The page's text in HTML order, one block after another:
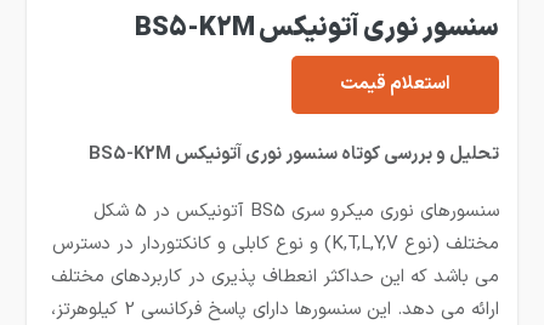
سنسور نوری آتونیکس BS5-K2M
استعلام قیمت
تحلیل و بررسی کوتاه سنسور نوری آتونیکس BS5-K2M
سنسورهای نوری میکرو سری BS5 آتونیکس در 5 شکل
مختلف (نوع K,T,L,Y,V) و نوع کابلی و کانکتوردار در دسترس
می باشد که این حداکثر انعطاف پذیری در کاربردهای مختلف
ارائه می دهد. این سنسورها دارای پاسخ فرکانسی 2 کیلوهرتز،